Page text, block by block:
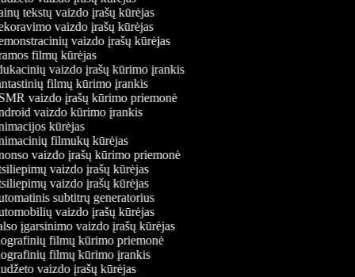
tekstų vaizdo įrašų kūrėjas
vaizdo įrašų kūrėjas
vaizdo įrašų kūrėjas
filmų kūrėjas
vaizdo įrašų kūrimo įrankis
filmų kūrimo įrankis
vaizdo įrašų kūrimo priemonė
vaizdo kūrimo įrankis
kūrėjas
filmukų kūrėjas
vaizdo įrašų kūrimo priemonė
vaizdo įrašų kūrėjas
vaizdo įrašų kūrėjas
subtitrų generatorius
vaizdo įrašų kūrėjas
įgarsinimo vaizdo įrašų kūrėjas
filmų kūrimo priemonė
filmų kūrimo įrankis
vaizdo įrašų kūrėjas